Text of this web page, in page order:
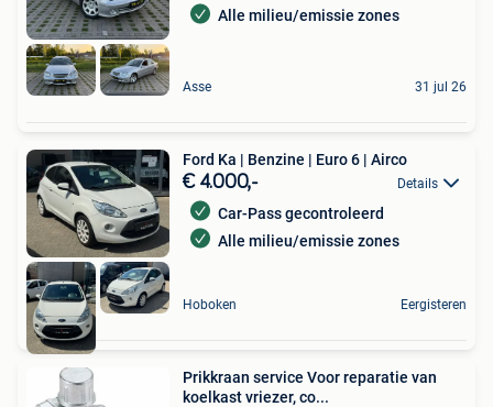
Alle milieu/emissie zones
Asse 31 jul 26
Ford Ka | Benzine | Euro 6 | Airco
€ 4.000,- Details
Car-Pass gecontroleerd
Alle milieu/emissie zones
Hoboken Eergisteren
Prikkraan service Voor reparatie van
koelkast vriezer, co...